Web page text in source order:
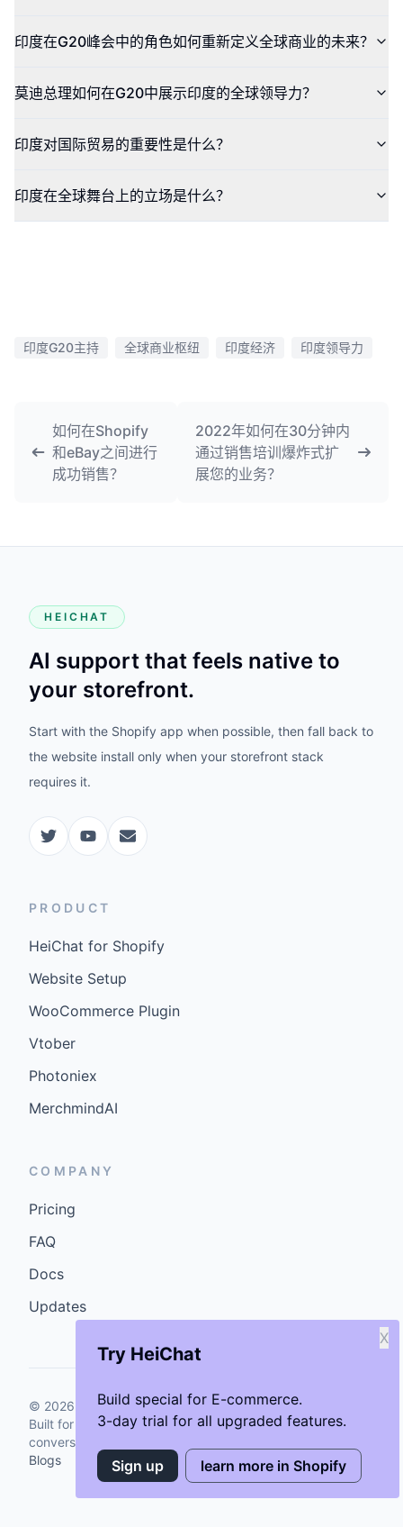
印度在G20峰会中的角色如何重新定义全球商业的未来？
莫迪总理如何在G20中展示印度的全球领导力？
印度对国际贸易的重要性是什么？
印度在全球舞台上的立场是什么？
Try HeiChat
Build special for E-commerce.
3-day trial for all upgraded features.
X
Sign up learn more in Shopify
印度G20主持 全球商业枢纽 印度经济 印度领导力
如何在Shopify
和eBay之间进行
成功销售？
2022年如何在30分钟内
通过销售培训爆炸式扩
展您的业务？
HEICHAT
AI support that feels native to
your storefront.
Start with the Shopify app when possible, then fall back to
the website install only when your storefront stack
requires it.
PRODUCT
HeiChat for Shopify
Website Setup
WooCommerce Plugin
Vtober
Photoniex
MerchmindAI
COMPANY
Pricing
FAQ
Docs
Updates
© 2026 GenCybers Inc. All rights reserved.
Built for storefronts that want faster answers and cleaner
conversions.
Blogs